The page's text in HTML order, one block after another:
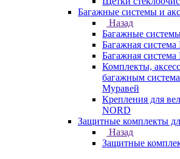
Багажные системы и
Назад
Багажные
Багажная
Багажная
Комплекты,
багажным
Муравей
Крепления для
NORD
Защитные комплекты
Назад
Защитные